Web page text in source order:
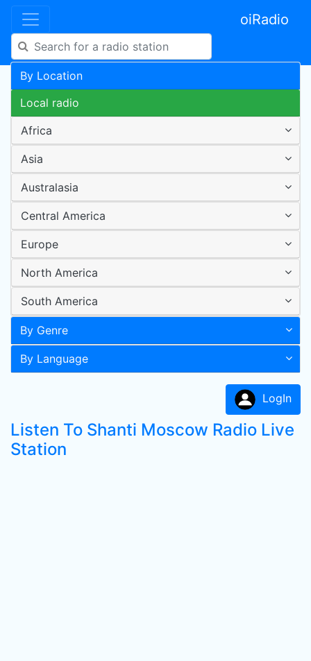
oiRadio
By Location
Local radio
Africa
Asia
Australasia
Central America
Europe
North America
South America
By Genre
By Language
LogIn
Listen To Shanti Moscow Radio Live
Station